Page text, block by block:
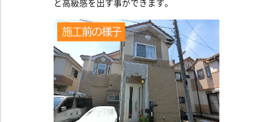
と高級感を出す事ができます。